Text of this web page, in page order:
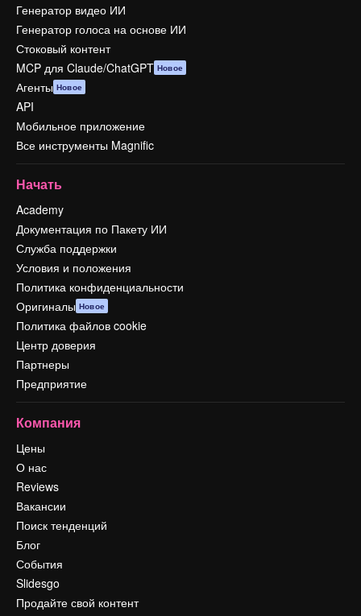
Генератор видео ИИ
Генератор голоса на основе ИИ
Стоковый контент
MCP для Claude/ChatGPT Новое
Агенты Новое
API
Мобильное приложение
Все инструменты Magnific
Начать
Academy
Документация по Пакету ИИ
Служба поддержки
Условия и положения
Политика конфиденциальности
Оригиналы Новое
Политика файлов cookie
Центр доверия
Партнеры
Предприятие
Компания
Цены
О нас
Reviews
Вакансии
Поиск тенденций
Блог
События
Slidesgo
Продайте свой контент